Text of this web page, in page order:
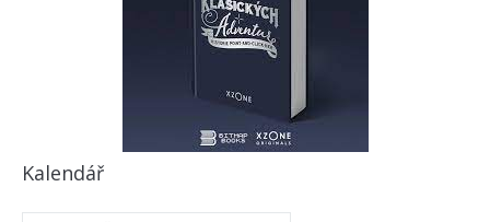
Kalendář